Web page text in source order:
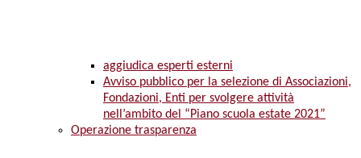
aggiudica esperti esterni
Avviso pubblico per la selezione di Associazioni,
Fondazioni, Enti per svolgere attività
nell’ambito del “Piano scuola estate 2021”
Operazione trasparenza